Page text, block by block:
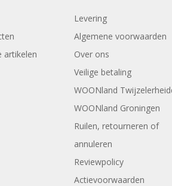
artikelen
Levering
Algemene voorwaarden
Over ons
Veilige betaling
WOONland
WOONland Groningen
Ruilen, retourneren of
annuleren
Reviewpolicy
Actievoorwaarden